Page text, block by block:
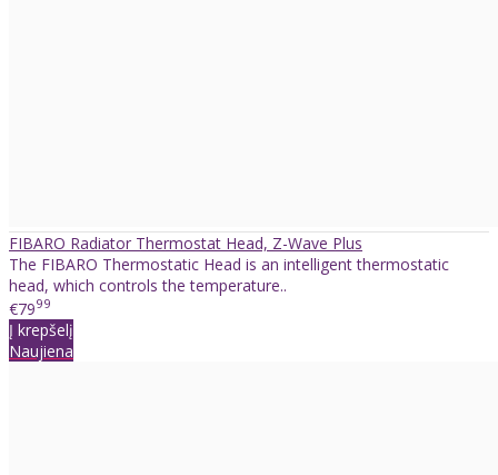
FIBARO Radiator Thermostat Head, Z-Wave Plus
The FIBARO Thermostatic Head is an intelligent thermostatic
head, which controls the temperature..
€7999
Į krepšelį
Naujiena